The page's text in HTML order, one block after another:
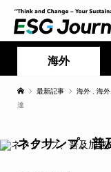
海外
最新記事 海外 海
達
ネクサンプ、普